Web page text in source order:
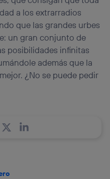
a los extrarradios
que las grandes urbes
un gran conjunto de
posibilidades infinitas
además que la
¿No se puede pedir